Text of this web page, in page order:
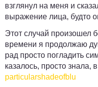
взглянул на меня и
выражение лица, будто
Этот случай произошел
времени я продолжаю
рад просто погладить
казалось, просто знала,
particularshadeofblu